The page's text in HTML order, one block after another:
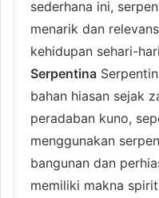
sederhana ini,
menarik dan
kehidupan sehari-
Serpentina
bahan hiasan sejak
peradaban kuno,
menggunakan
bangunan dan
memiliki makna